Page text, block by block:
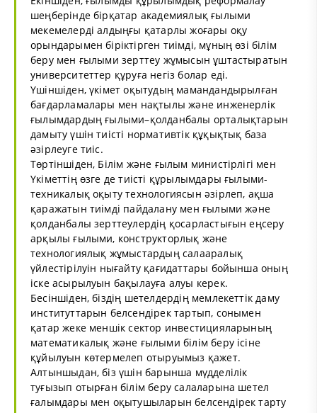
шеңберінде бірқатар академиялық ғылыми
мекемелерді алдыңғы қатарлы жоғары оқу
орындарымен біріктірген тиімді, мұның өзі білім
беру мен ғылыми зерттеу жұмысын ұштастыратын
университеттер құруға негіз болар еді.
Үшіншіден, үкімет оқытудың мамандандырылған
бағдарламалары мен нақтылы және инженерлік
ғылымдардың ғылыми–қолданбалы орталықтарын
дамыту үшін тиісті нормативтік құқықтық база
әзірлеуге тиіс.
Төртіншіден, Білім және ғылым министірлігі мен
Үкіметтің өзге де тиісті құрылымдары ғылыми-
техникалық оқыту технологиясын әзірлеп, ақша
қаражатын тиімді пайдалану мен ғылыми және
қолданбалы зерттеулердің қосарластығын еңсеру
арқылы ғылыми, конструкторлық және
технологиялық жұмыстардың салааралық
үйлестірілуін нығайту қағидаттары бойынша оның
іске асырылуын бақылауға алуы керек.
Бесіншіден, біздің шетелдердің мемлекеттік даму
институттарын белсендірек тартып, сонымен
қатар жеке меншік сектор инвестицияларының
математикалық және ғылыми білім беру ісіне
құйылуын көтермелеп отыруымыз қажет.
Алтыншыдан, біз үшін барынша мүдделілік
туғызып отырған білім беру салаларына шетел
ғалымдары мен оқытушыларын белсендірек тарту